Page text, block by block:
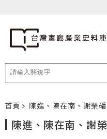
首頁 陳進、陳在南、謝榮
陳進、陳在南、謝